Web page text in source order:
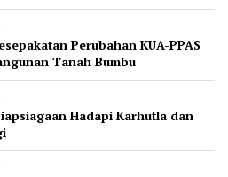
Perubahan KUA-PPAS
Tanah Bumbu
Hadapi Karhutla dan